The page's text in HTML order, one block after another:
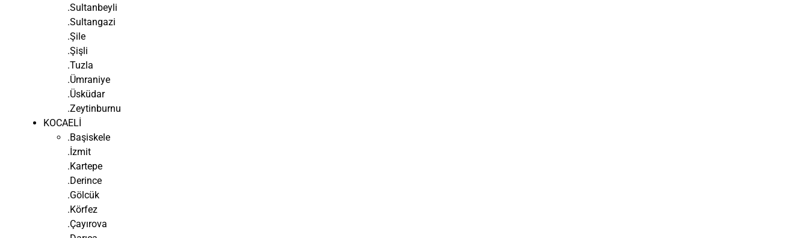
.Sultanbeyli
.Sultangazi
.Şile
.Şişli
.Tuzla
.Ümraniye
.Üsküdar
.Zeytinburnu
KOCAELİ
.Başiskele
.İzmit
.Kartepe
.Derince
.Gölcük
.Körfez
.Çayırova